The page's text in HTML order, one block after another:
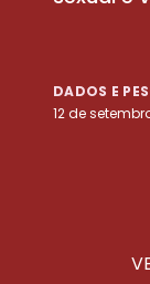
DADOS E
12 de